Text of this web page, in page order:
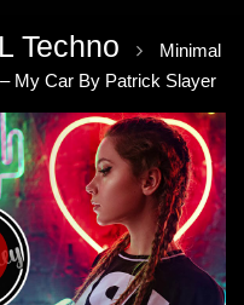
Techno
Minimal
My Car By Patrick Slayer